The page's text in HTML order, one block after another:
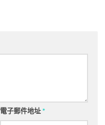
電子郵件地址*